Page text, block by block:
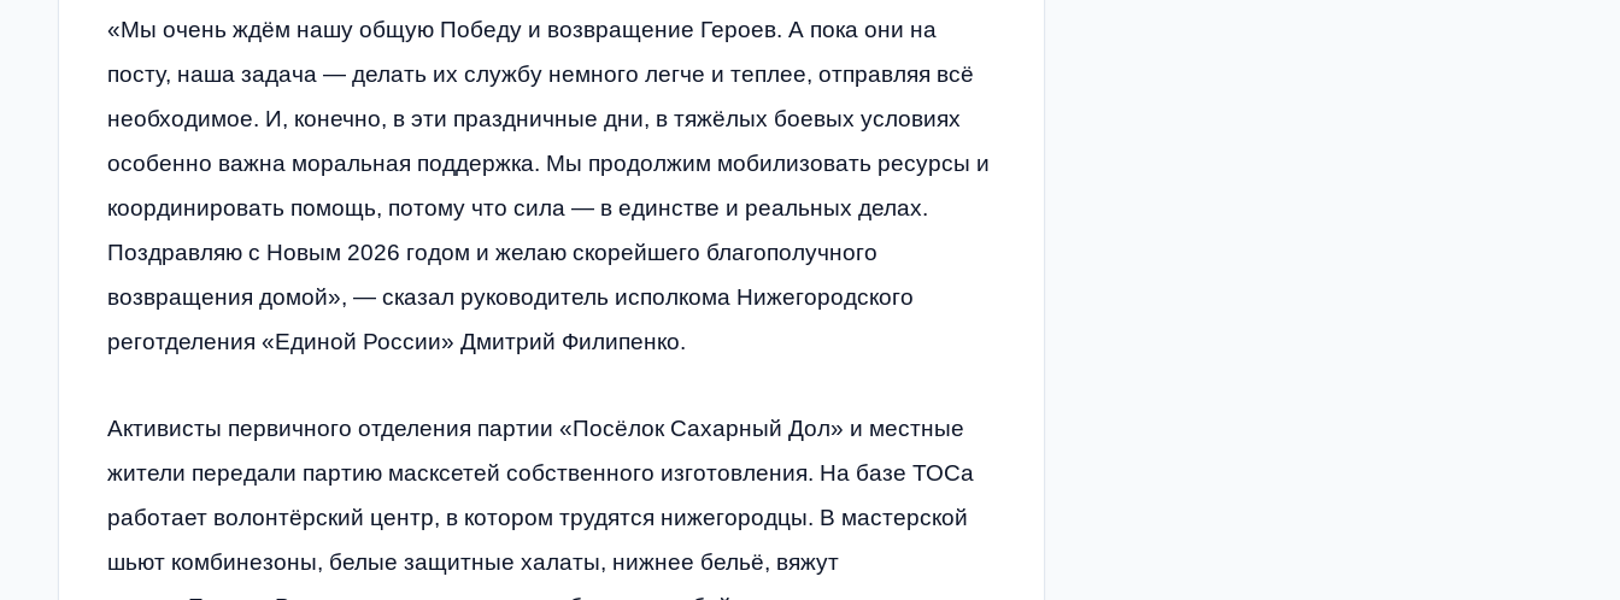
«Мы очень ждём нашу общую Победу и возвращение Героев. А пока они на
посту, наша задача — делать их службу немного легче и теплее, отправляя всё
необходимое. И, конечно, в эти праздничные дни, в тяжёлых боевых условиях
особенно важна моральная поддержка. Мы продолжим мобилизовать ресурсы и
координировать помощь, потому что сила — в единстве и реальных делах.
Поздравляю с Новым 2026 годом и желаю скорейшего благополучного
возвращения домой», — сказал руководитель исполкома Нижегородского
реготделения «Единой России» Дмитрий Филипенко.
Активисты первичного отделения партии «Посёлок Сахарный Дол» и местные
жители передали партию масксетей собственного изготовления. На базе ТОСа
работает волонтёрский центр, в котором трудятся нижегородцы. В мастерской
шьют комбинезоны, белые защитные халаты, нижнее бельё, вяжут